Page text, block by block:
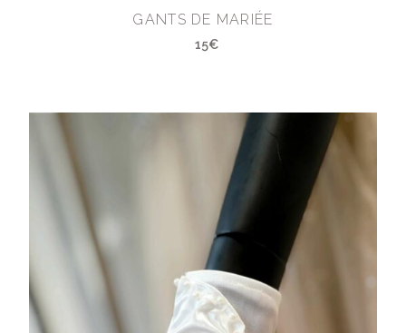
GANTS DE MARIÉE
15€